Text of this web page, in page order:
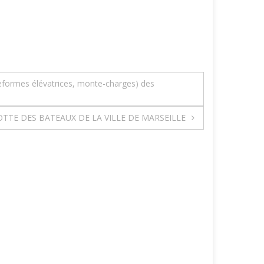
élévatrices, monte-charges) des
DES BATEAUX DE LA VILLE DE MARSEILLE